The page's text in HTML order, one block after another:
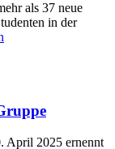
als 37 neue
in der
April 2025 ernennt